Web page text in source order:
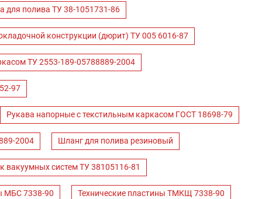
для полива ТУ 38-1051731-86
конструкции (дюрит) ТУ 005 6016-87
ТУ 2553-189-05788889-2004
97
Рукава напорные с текстильным каркасом ГОСТ 18698-79
2004 Шланг для полива резиновый
вакуумных систем ТУ 38105116-81
МБС 7338-90 Технические пластины ТМКЩ 7338-90